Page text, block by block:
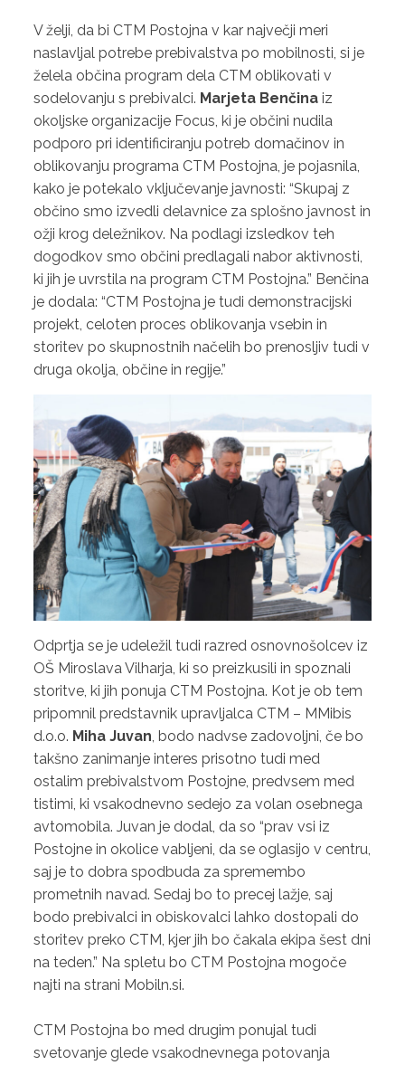
V želji, da bi CTM Postojna v kar največji meri
naslavljal potrebe prebivalstva po mobilnosti, si je
želela občina program dela CTM oblikovati v
sodelovanju s prebivalci. Marjeta Benčina iz
okoljske organizacije Focus, ki je občini nudila
podporo pri identificiranju potreb domačinov in
oblikovanju programa CTM Postojna, je pojasnila,
kako je potekalo vključevanje javnosti: “Skupaj z
občino smo izvedli delavnice za splošno javnost in
ožji krog deležnikov. Na podlagi izsledkov teh
dogodkov smo občini predlagali nabor aktivnosti,
ki jih je uvrstila na program CTM Postojna.” Benčina
je dodala: “CTM Postojna je tudi demonstracijski
projekt, celoten proces oblikovanja vsebin in
storitev po skupnostnih načelih bo prenosljiv tudi v
druga okolja, občine in regije.”
Odprtja se je udeležil tudi razred osnovnošolcev iz
OŠ Miroslava Vilharja, ki so preizkusili in spoznali
storitve, ki jih ponuja CTM Postojna. Kot je ob tem
pripomnil predstavnik upravljalca CTM – MMibis
d.o.o. Miha Juvan, bodo nadvse zadovoljni, če bo
takšno zanimanje interes prisotno tudi med
ostalim prebivalstvom Postojne, predvsem med
tistimi, ki vsakodnevno sedejo za volan osebnega
avtomobila. Juvan je dodal, da so “prav vsi iz
Postojne in okolice vabljeni, da se oglasijo v centru,
saj je to dobra spodbuda za spremembo
prometnih navad. Sedaj bo to precej lažje, saj
bodo prebivalci in obiskovalci lahko dostopali do
storitev preko CTM, kjer jih bo čakala ekipa šest dni
na teden.” Na spletu bo CTM Postojna mogoče
najti na strani Mobiln.si.
CTM Postojna bo med drugim ponujal tudi
svetovanje glede vsakodnevnega potovanja